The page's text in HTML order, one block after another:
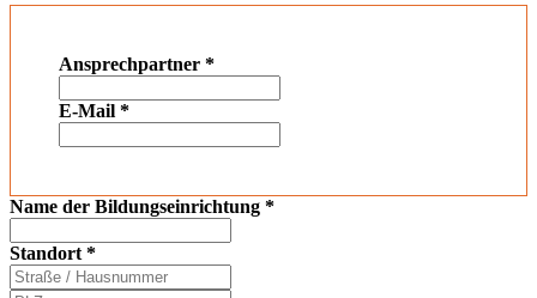
Ansprechpartner *
E-Mail *
Name der Bildungseinrichtung *
Standort *